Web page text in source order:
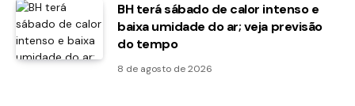
BH terá sábado de calor intenso e
baixa umidade do ar; veja previsão
do tempo
8 de agosto de 2026